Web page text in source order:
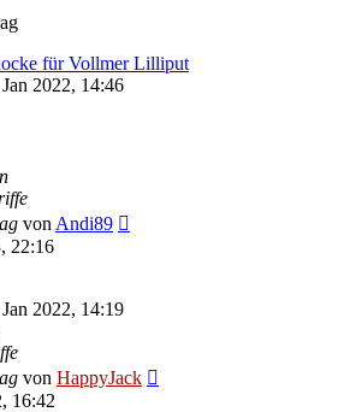
für Vollmer Lilliput
2022, 14:46
von Andi89
22:16
2022, 14:19
von HappyJack
16:42